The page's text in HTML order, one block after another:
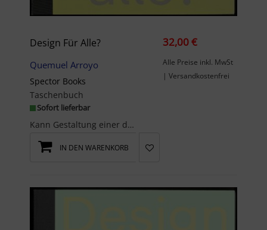
Design Für Alle?
Quemuel Arroyo
Spector Books
Taschenbuch
Sofort lieferbar
Kann Gestaltung einer diversen Gesellschaft gerecht werden? Wie antwortet sie auf die grundver-sc...
32,00 €
Alle Preise inkl. MwSt
| Versandkostenfrei
IN DEN WARENKORB